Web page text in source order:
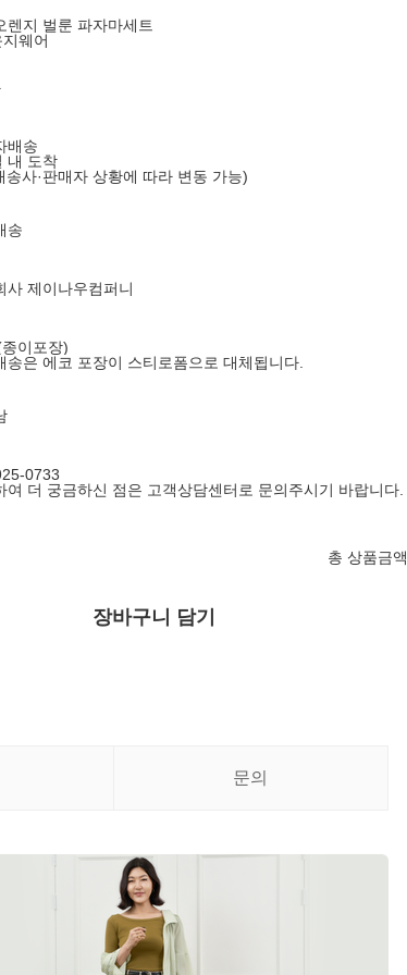
렌지 벌룬 파자마세트
웨어
배송
내 도착
송사·판매자 상황에 따라 변동 가능)
송
사 제이나우컴퍼니
이포장)
송은 에코 포장이 스티로폼으로 대체됩니다.
0733
여 더 궁금하신 점은 고객상담센터로 문의주시기 바랍니다.
총 상품금액
장바구니 담기
문의